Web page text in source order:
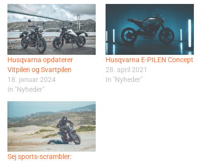
Husqvarna opdaterer
Vitpilen og Svartpilen
18. januar 2024
In "Nyheder"
Husqvarna E-PILEN Concept
28. april 2021
In "Nyheder"
Sej sports-scrambler: